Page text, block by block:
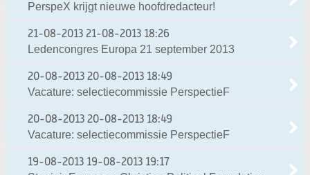
PerspeX krijgt nieuwe hoofdredacteur!
21-08-2013 21-08-2013 18:26
Ledencongres Europa 21 september 2013
20-08-2013 20-08-2013 18:49
Vacature: selectiecommissie PerspectieF
20-08-2013 20-08-2013 18:49
Vacature: selectiecommissie PerspectieF
19-08-2013 19-08-2013 19:17